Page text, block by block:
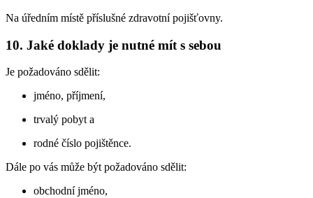
Na úředním místě příslušné zdravotní pojišťovny.
10. Jaké doklady je nutné mít s sebou
Je požadováno sdělit:
jméno, příjmení,
trvalý pobyt a
rodné číslo pojištěnce.
Dále po vás může být požadováno sdělit:
obchodní jméno,